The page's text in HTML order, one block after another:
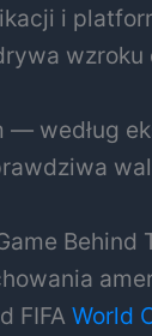
i
wzroku
— według
Behind
FIFA World